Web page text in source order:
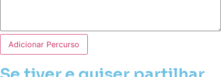
Adicionar Percurso